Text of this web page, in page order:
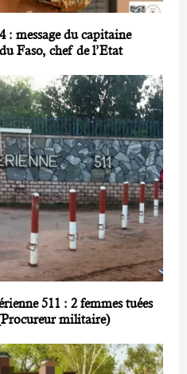
: message du capitaine
Faso, chef de l’Etat
511 : 2 femmes tuées
(Procureur militaire)